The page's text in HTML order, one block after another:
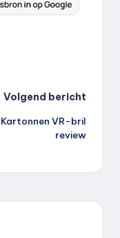
Volgend bericht
Kartonnen VR-bril
review